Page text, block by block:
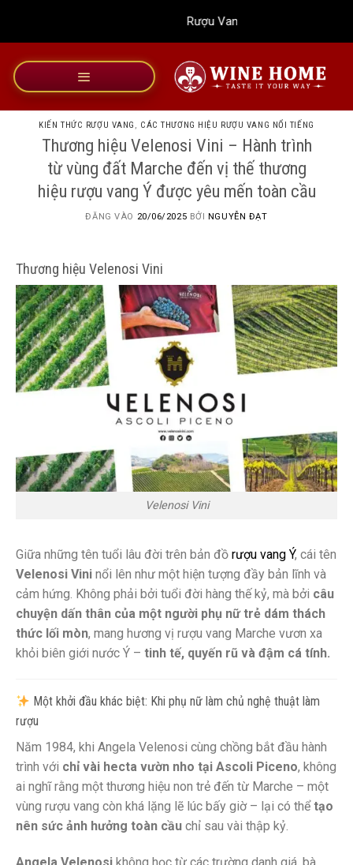
dung
Rượu Vang Wine Home
KIẾN THỨC RƯỢU VANG , CÁC THƯƠNG HIỆU RƯỢU VANG NỔI TIẾNG
Thương hiệu Velenosi Vini – Hành trình
từ vùng đất Marche đến vị thế thương
hiệu rượu vang Ý được yêu mến toàn cầu
ĐĂNG VÀO 20/06/2025 BỞI NGUYỄN ĐẠT
Thương hiệu Velenosi Vini
Velenosi Vini
Giữa những tên tuổi lâu đời trên bản đồ rượu vang Ý, cái tên
Velenosi Vini nổi lên như một hiện tượng đầy bản lĩnh và
cảm hứng. Không phải bởi tuổi đời hàng thế kỷ, mà bởi câu
chuyện dấn thân của một người phụ nữ trẻ dám thách
thức lối mòn, mang hương vị rượu vang Marche vươn xa
khỏi biên giới nước Ý – tinh tế, quyến rũ và đậm cá tính.
Một khởi đầu khác biệt: Khi phụ nữ làm chủ nghệ thuật làm
rượu
Năm 1984, khi Angela Velenosi cùng chồng bắt đầu hành
trình với chỉ vài hecta vườn nho tại Ascoli Piceno, không
ai nghĩ rằng một thương hiệu non trẻ đến từ Marche – một
vùng rượu vang còn khá lặng lẽ lúc bấy giờ – lại có thểtạo
nên sức ảnh hưởng toàn cầu chỉ sau vài thập kỷ.